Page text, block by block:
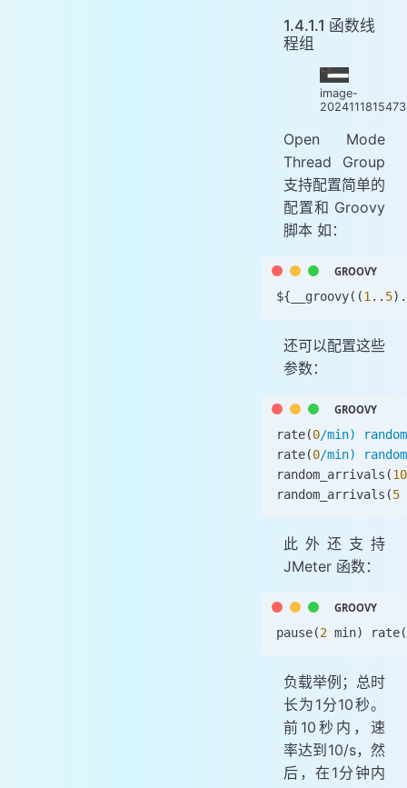
1.4.1.1 函数线
程组
image-
Open Mode
Thread Group
支持配置简单的
配置和 Groovy
脚本 如：
${ __groovy((1 .. 5
还可以配置这些
参数：
rate(0/min)
rate(0/min)
random_arrivals (
random_arrivals (5
此外还支持
JMeter 函数：
pause(2 min) rate
负载举例；总时
长为1分10秒。
前10秒内，速
率达到10/s，然
后，在1分钟内